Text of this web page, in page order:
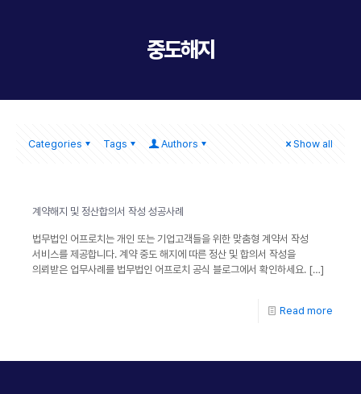
중도해지
Categories Tags Authors Show all
계약해지 및 정산합의서 작성 성공사례
법무법인 어프로치는 개인 또는 기업고객들을 위한 맞춤형 계약서 작성
서비스를 제공합니다. 계약 중도 해지에 따른 정산 및 합의서 작성을
의뢰받은 업무사례를 법무법인 어프로치 공식 블로그에서 확인하세요. […]
Read more